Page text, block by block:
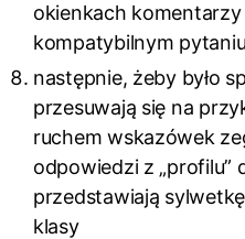
okienkach
kompatybilnym pytaniu
następnie, żeby było
przesuwają się na
ruchem wskazówek
odpowiedzi z „profilu”
przedstawiają
klasy